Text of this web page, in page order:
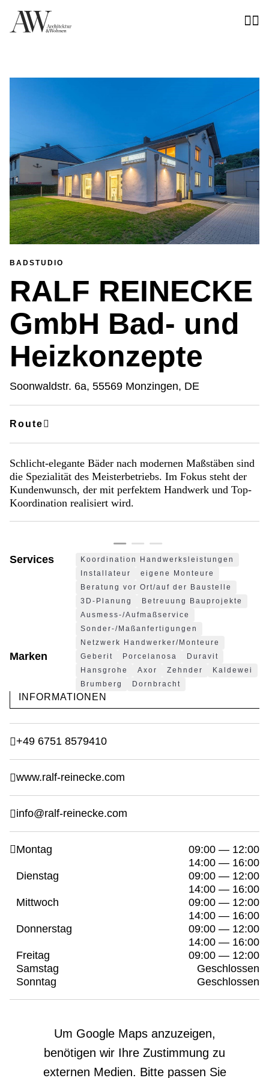
INFORMATIONEN
+49 6751 8579410
www.ralf-reinecke.com
info@ralf-reinecke.com
Montag
09:00 — 12:00
14:00 — 16:00
Dienstag
09:00 — 12:00
14:00 — 16:00
Mittwoch
09:00 — 12:00
14:00 — 16:00
Donnerstag
09:00 — 12:00
14:00 — 16:00
Freitag
09:00 — 12:00
Samstag
Geschlossen
Sonntag
Geschlossen
Um Google Maps anzuzeigen,
benötigen wir Ihre Zustimmung zu
externen Medien. Bitte passen Sie
BADSTUDIO
RALF REINECKE
GmbH Bad- und
Heizkonzepte
Soonwaldstr. 6a, 55569 Monzingen, DE
Route
Schlicht-elegante Bäder nach modernen Maßstäben sind
die Spezialität des Meisterbetriebs. Im Fokus steht der
Kundenwunsch, der mit perfektem Handwerk und Top-
Koordination realisiert wird.
Services
Koordination Handwerksleistungen
Installateur
eigene Monteure
Beratung vor Ort/auf der Baustelle
3D-Planung
Betreuung Bauprojekte
Ausmess-/Aufmaßservice
Sonder-/Maßanfertigungen
Netzwerk Handwerker/Monteure
Marken Geberit Porcelanosa
Duravit
Hansgrohe
Axor Zehnder
Kaldewei
Brumberg
Dornbracht